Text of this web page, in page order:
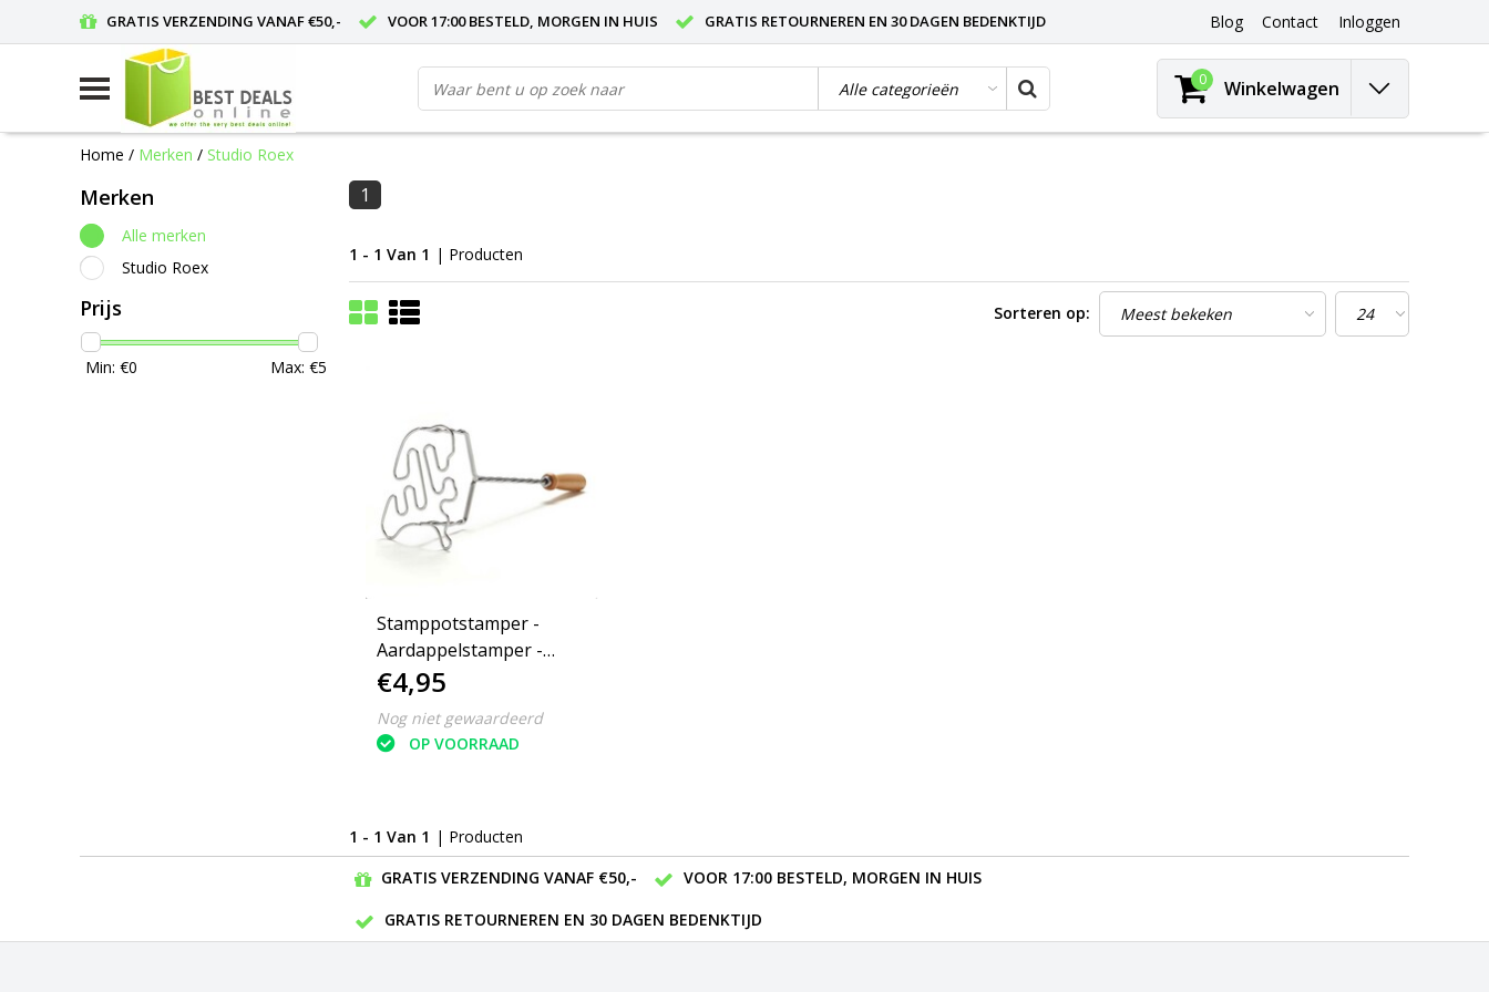
GRATIS VERZENDING VANAF €50,- VOOR 17:00 BESTELD, MORGEN IN HUIS GRATIS RETOURNEREN EN 30 DAGEN BEDENKTIJD Blog Contact Inloggen
0 Winkelwagen
Home / Merken / Studio Roex
Merken
Alle merken
Studio Roex
Prijs
Min: €0 Max: €5
1
1 - 1 Van 1 | Producten
Sorteren op:
Stamppotstamper -
Aardappelstamper -
Nederland - Hout -
Roestvrij staal
€4,95
Nog niet gewaardeerd
OP VOORRAAD
1 - 1 Van 1 | Producten
GRATIS VERZENDING VANAF €50,-
VOOR 17:00 BESTELD, MORGEN IN HUIS
GRATIS RETOURNEREN EN 30 DAGEN BEDENKTIJD